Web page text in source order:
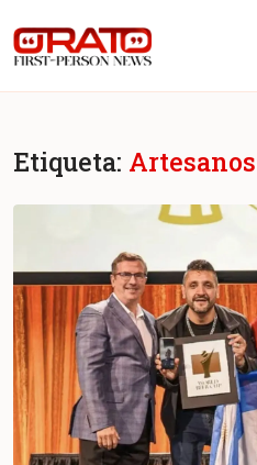
Etiqueta: Artesanos